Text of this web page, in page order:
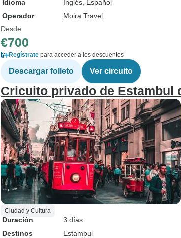
Idioma
Inglés, Español
Operador
Moira Travel
Desde
€700
Regístrate para acceder a los descuentos
Descargar folleto Ver circuito
Cricuito privado de Estambul
Ciudad y Cultura
Duración
3 días
Destinos
Estambul